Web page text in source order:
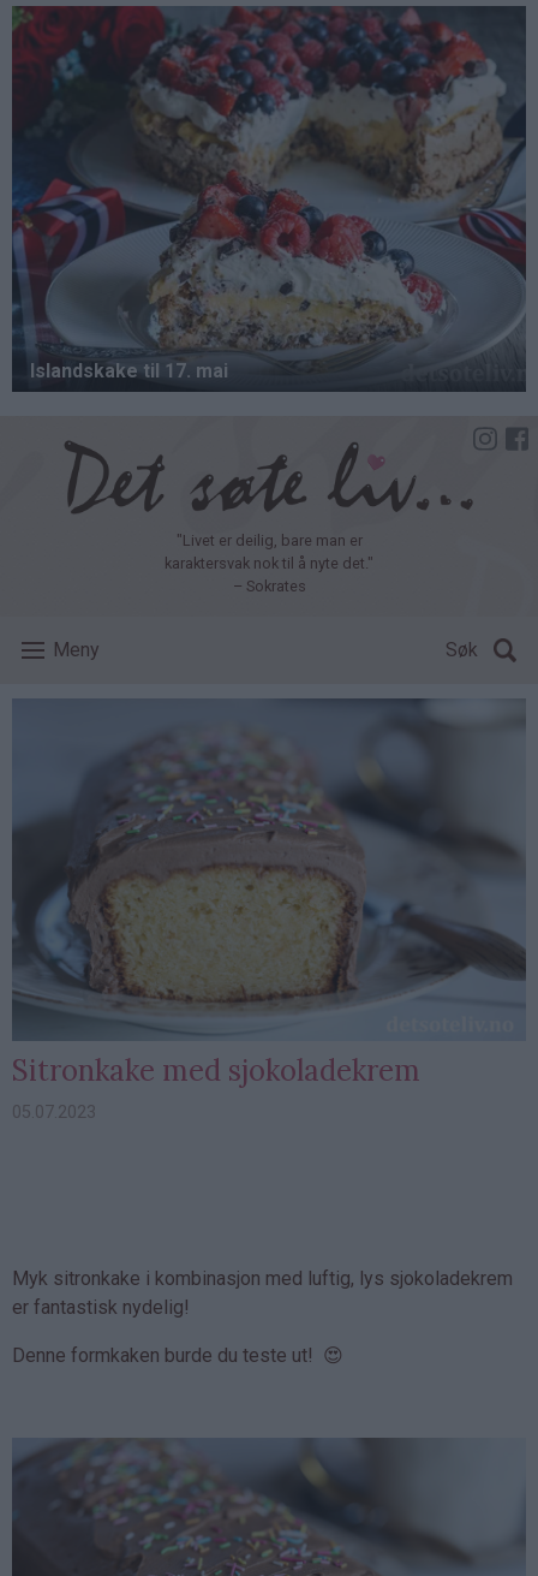
Hopp
hovedinnhold
"Livet er deilig, bare man er
karaktersvak nok til å nyte det."
– Sokrates
Meny Søk
Sitronkake med sjokoladekrem
05.07.2023
Myk sitronkake i kombinasjon med luftig, lys sjokoladekrem
er fantastisk nydelig!
Denne formkaken burde du teste ut! 😍